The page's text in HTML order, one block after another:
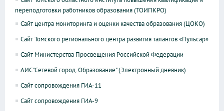
переподготовки работников образования (ТОИПКРО)
Сайт центра мониторинга и оценки качества образования (ЦОКО)
Сайт Томского регионального центра развития талантов «Пульсар»
Сайт Министерства Просвещения Российской Федерации
АИС "Сетевой город. Образование" (Электронный дневник)
Сайт сопровождения ГИА-11
Сайт сопровождения ГИА-9